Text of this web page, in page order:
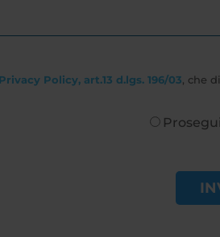
Privacy Policy, art.13 d.lgs. 196/03 , che